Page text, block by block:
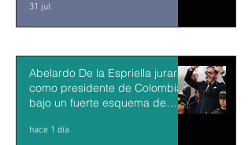
31 jul
Abelardo De la Espriella jurará
como presidente de Colombia
bajo un fuerte esquema de
hace 1 día